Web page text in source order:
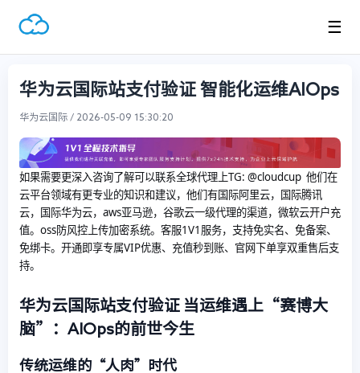
☰
华为云国际站支付验证 智能化运维AIOps
华为云国际 / 2026-05-09 15:30:20
如果需要更深入咨询了解可以联系全球代理上TG: @cloudcup 他们在
云平台领域有更专业的知识和建议，他们有国际阿里云，国际腾讯
云，国际华为云，aws亚马逊，谷歌云一级代理的渠道，微软云开户充
值。oss防风控上传加密系统。客服1V1服务，支持免实名、免备案、
免绑卡。开通即享专属VIP优惠、充值秒到账、官网下单享双重售后支
持。
华为云国际站支付验证 当运维遇上“赛博大
脑”：AIOps的前世今生
传统运维的“人肉”时代